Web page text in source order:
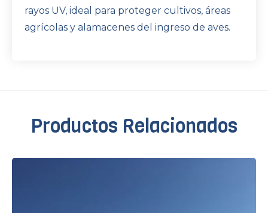
rayos UV, ideal para proteger cultivos, áreas
agrícolas y alamacenes del ingreso de aves.
Productos Relacionados